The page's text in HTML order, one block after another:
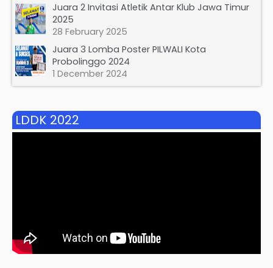
Juara 2 Invitasi Atletik Antar Klub Jawa Timur
2025
28 February 2025
Juara 3 Lomba Poster PILWALI Kota
Probolinggo 2024
1 December 2024
LDDK 2022